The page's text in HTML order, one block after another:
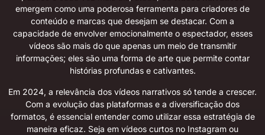
emergem como uma poderosa ferramenta para criadores de
conteúdo e marcas que desejam se destacar. Com a
capacidade de envolver emocionalmente o espectador, esses
vídeos são mais do que apenas um meio de transmitir
informações; eles são uma forma de arte que permite contar
histórias profundas e cativantes.
Em 2024, a relevância dos vídeos narrativos só tende a crescer.
Com a evolução das plataformas e a diversificação dos
formatos, é essencial entender como utilizar essa estratégia de
maneira eficaz. Seja em vídeos curtos no Instagram ou